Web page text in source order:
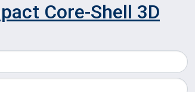
Core-Shell 3D